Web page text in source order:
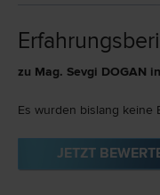
zu Mag. Sevgi DOGAN
Es wurden bislang keine
JETZT